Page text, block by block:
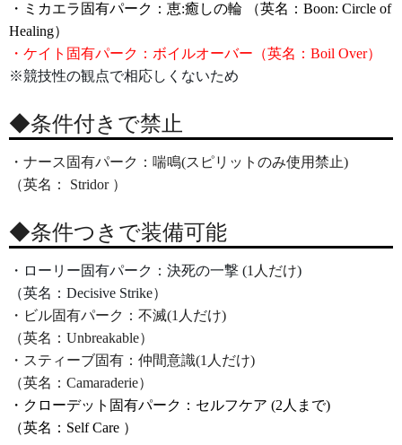
・ミカエラ固有パーク：恵:癒しの輪 （英名：Boon: Circle of
Healing）
・ケイト固有パーク：ボイルオーバー（英名：Boil Over）
※競技性の観点で相応しくないため
◆条件付きで禁止
・ナース固有パーク：喘鳴(スピリットのみ使用禁止)
（英名： Stridor ）
◆条件つきで装備可能
・ローリー固有パーク：決死の一撃 (1人だけ)
（英名：Decisive Strike）
・ビル固有パーク：不滅(1人だけ)
（英名： Unbreakable）
・スティーブ固有：仲間意識(1人だけ)
（英名：Camaraderie）
・クローデット固有パーク：セルフケア (2人まで)
（英名：Self Care ）